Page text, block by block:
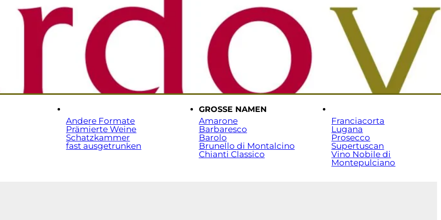
Versand & Zahlung Beratung: 07141 / 7029351
Andere Formate
Prämierte Weine
Schatzkammer
fast ausgetrunken
GROSSE NAMEN
Amarone
Barbaresco
Barolo
Brunello di Montalcino
Chianti Classico
Franciacorta
Lugana
Prosecco
Supertuscan
Vino Nobile di
Montepulciano